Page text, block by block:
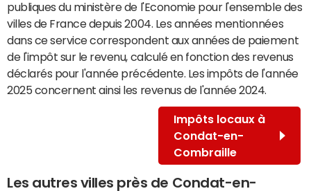
publiques du ministère de l'Economie pour l'ensemble des
villes de France depuis 2004. Les années mentionnées
dans ce service correspondent aux années de paiement
de l'impôt sur le revenu, calculé en fonction des revenus
déclarés pour l'année précédente. Les impôts de l'année
2025 concernent ainsi les revenus de l'année 2024.
Impôts locaux à
Condat-en-
Combraille
Les autres villes près de Condat-en-